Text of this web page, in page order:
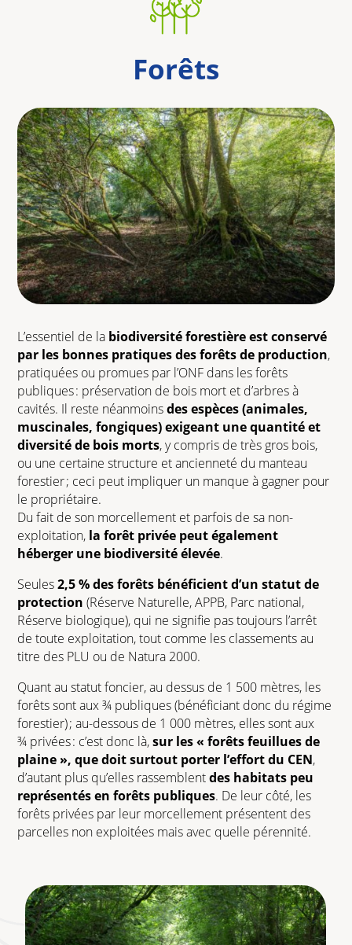
Forêts
L’essentiel de la biodiversité forestière est conservé
par les bonnes pratiques des forêts de production,
pratiquées ou promues par l’ONF dans les forêts
publiques : préservation de bois mort et d’arbres à
cavités. Il reste néanmoinsdes espèces (animales,
muscinales, fongiques) exigeant une quantité et
diversité de bois morts, y compris de très gros bois,
ou une certaine structure et ancienneté du manteau
forestier ; ceci peut impliquer un manque à gagner pour
le propriétaire.
Du fait de son morcellement et parfois de sa non-
exploitation, la forêt privée peut également
héberger une biodiversité élevée.
Seules2,5 % des forêts bénéficient d’un statut de
protection (Réserve Naturelle, APPB, Parc national,
Réserve biologique), qui ne signifie pas toujours l’arrêt
de toute exploitation, tout comme les classements au
titre des PLU ou de Natura 2000.
Quant au statut foncier, au dessus de 1 500 mètres, les
forêts sont aux ¾ publiques (bénéficiant donc du régime
forestier) ; au-dessous de 1 000 mètres, elles sont aux
¾ privées : c’est donc là,sur les « forêts feuillues de
plaine », que doit surtout porter l’effort du CEN,
d’autant plus qu’elles rassemblentdes habitats peu
représentés en forêts publiques. De leur côté, les
forêts privées par leur morcellement présentent des
parcelles non exploitées mais avec quelle pérennité.